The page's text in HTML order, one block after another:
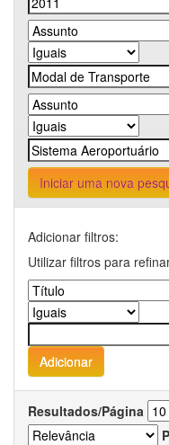
Iniciar uma nova
Adicionar filtros:
Utilizar filtros para
Resultados/Página